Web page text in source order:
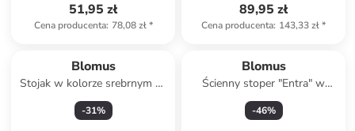
51,95 zł
Cena producenta: 78,08 zł*
89,95 zł
Cena producenta: 143,33 zł*
Blomus
Stojak w kolorze srebrnym na
papier toaletowy - (S)20 x
(W)64,5 x (G)15 cm
-31%
Blomus
Ścienny stoper "Entra" w
kolorze brązowo-czarnym do
drzwi - dł. 4 cm
-46%